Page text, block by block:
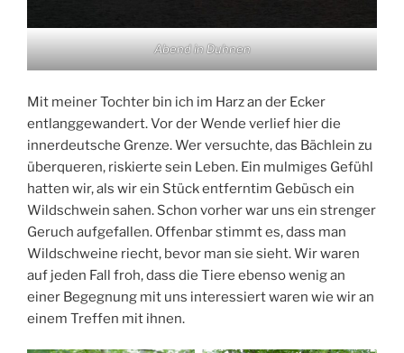
Abend in Duhnen
Mit meiner Tochter bin ich im Harz an der Ecker
entlanggewandert. Vor der Wende verlief hier die
innerdeutsche Grenze. Wer versuchte, das Bächlein zu
überqueren, riskierte sein Leben. Ein mulmiges Gefühl
hatten wir, als wir ein Stück entferntim Gebüsch ein
Wildschwein sahen. Schon vorher war uns ein strenger
Geruch aufgefallen. Offenbar stimmt es, dass man
Wildschweine riecht, bevor man sie sieht. Wir waren
auf jeden Fall froh, dass die Tiere ebenso wenig an
einer Begegnung mit uns interessiert waren wie wir an
einem Treffen mit ihnen.